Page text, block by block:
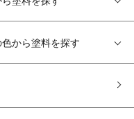
から塗料を探す